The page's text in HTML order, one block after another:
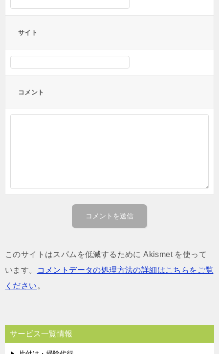
サイト
コメント
このサイトはスパムを低減するために Akismet を使って
います。
コメントデータの処理方法の詳細はこちらをご覧
ください 。
サービス一覧情報